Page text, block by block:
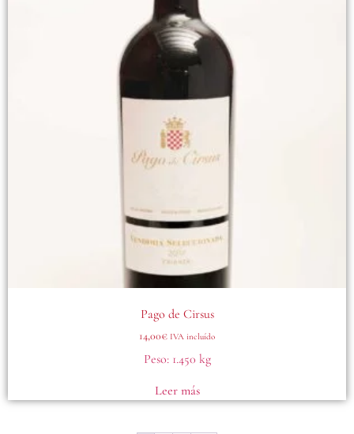
Pago de Cirsus
14,00€ IVA incluído
Peso:1.450 kg
Leer más